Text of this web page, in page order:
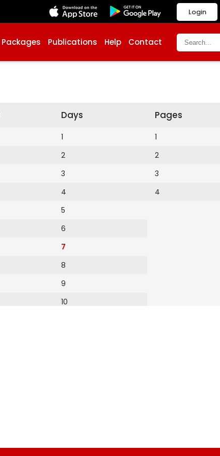
Login
Packages Publications Help Contact
Days
1
2
3
4
5
6
7
8
9
10
18
Pages
1
2
3
4